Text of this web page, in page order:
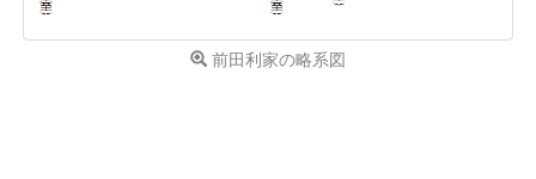
前田利家の略系図